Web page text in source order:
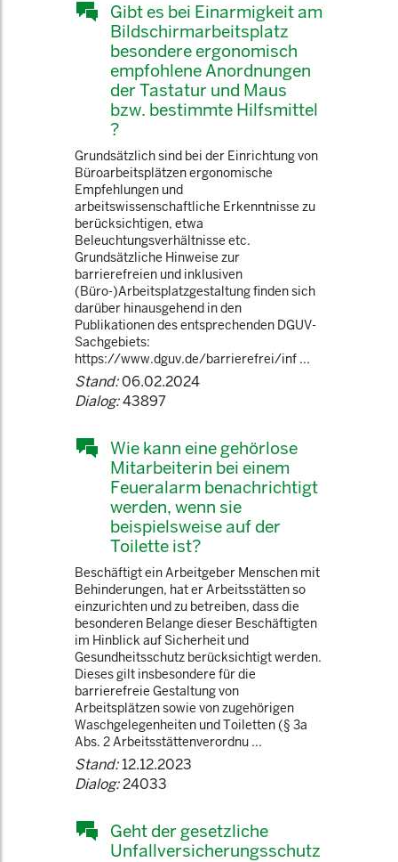
Gibt es bei Einarmigkeit am
Bildschirmarbeitsplatz
besondere ergonomisch
empfohlene Anordnungen
der Tastatur und Maus
bzw. bestimmte Hilfsmittel
?
Grundsätzlich sind bei der Einrichtung von
Büroarbeitsplätzen ergonomische
Empfehlungen und
arbeitswissenschaftliche Erkenntnisse zu
berücksichtigen, etwa
Beleuchtungsverhältnisse etc.
Grundsätzliche Hinweise zur
barrierefreien und inklusiven
(Büro-)Arbeitsplatzgestaltung finden sich
darüber hinausgehend in den
Publikationen des entsprechenden DGUV-
Sachgebiets:
https://www.dguv.de/barrierefrei/inf ...
Stand:06.02.2024
Dialog:43897
Wie kann eine gehörlose
Mitarbeiterin bei einem
Feueralarm benachrichtigt
werden, wenn sie
beispielsweise auf der
Toilette ist?
Beschäftigt ein Arbeitgeber Menschen mit
Behinderungen, hat er Arbeitsstätten so
einzurichten und zu betreiben, dass die
besonderen Belange dieser Beschäftigten
im Hinblick auf Sicherheit und
Gesundheitsschutz berücksichtigt werden.
Dieses gilt insbesondere für die
barrierefreie Gestaltung von
Arbeitsplätzen sowie von zugehörigen
Waschgelegenheiten und Toiletten (§ 3a
Abs. 2 Arbeitsstättenverordnu ...
Stand:12.12.2023
Dialog:24033
Geht der gesetzliche
Unfallversicherungsschutz